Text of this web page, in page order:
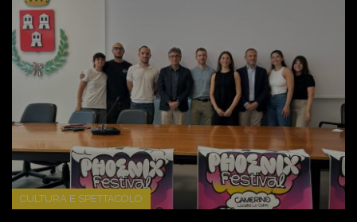
CULTURA E SPETTACOLO